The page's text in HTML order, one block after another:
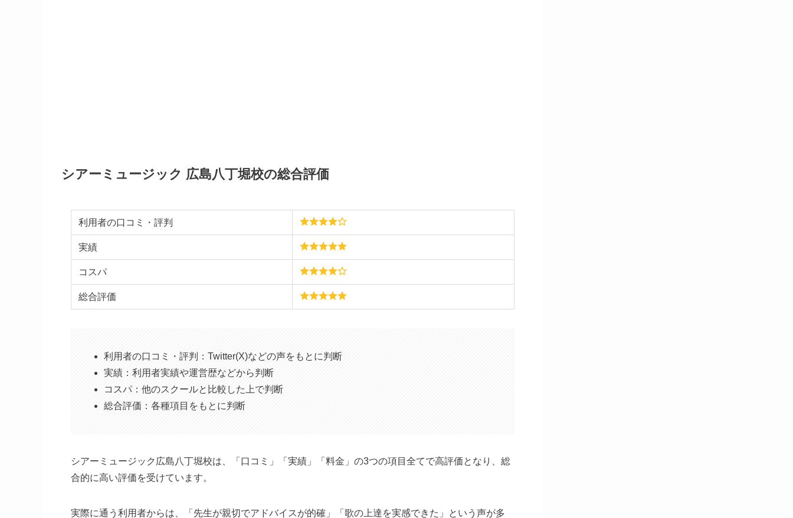
シアーミュージック 広島八丁堀校の総合評価
利用者の口コミ・評判
実績
コスパ
総合評価
利用者の口コミ・評判：Twitter(X)などの声をもとに判断
実績：利用者実績や運営歴などから判断
コスパ：他のスクールと比較した上で判断
総合評価：各種項目をもとに判断
シアーミュージック広島八丁堀校は、「口コミ」「実績」「料金」の3つの項目全てで高評価となり、総
合的に高い評価を受けています。
実際に通う利用者からは、「先生が親切でアドバイスが的確」「歌の上達を実感できた」という声が多